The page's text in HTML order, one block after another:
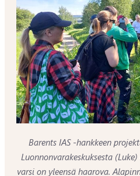
Barents IAS -hankkeen
Luonnonvarakeskuksesta
varsi on yleensä haarova.